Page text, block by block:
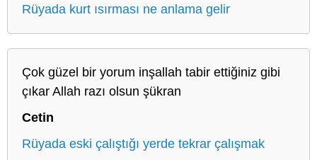
Rüyada kurt ısırması ne anlama gelir
Çok güzel bir yorum inşallah tabir ettiğiniz gibi
çıkar Allah razı olsun şükran
Cetin
Rüyada eski çalıştığı yerde tekrar çalışmak